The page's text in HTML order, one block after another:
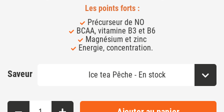
Les points forts :
Précurseur de NO
BCAA, vitamine B3 et B6
Magnésium et zinc
Energie, concentration.
Saveur